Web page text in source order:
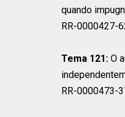
quando
RR-0000427-
Tema 121: O
RR-0000473-